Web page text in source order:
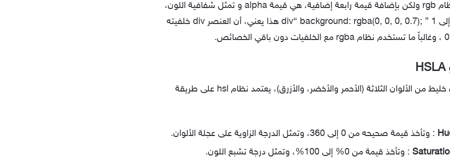
نظام raga مثل نظام rgb ولكن بإضافة قيمة رابعة إضافية، هي قيمة alpha و تمثل شفافية اللون،
{ ;(div{ background: rgba(0, 0, 0, 0.7 هذا يعني، أن العنصر div خلفيته
، وغالباً ما تستخدم نظام rgba مع الخلفيات دون باقي الخصائص.
بدلاً من كون اللون خليط من الألوان الثلاثة (الأحمر والأخضر، والأزرق)، يعتمد نظام hsl على طريقة
: وتأخذ قيمة صحيحه من 0 إلى 360، وتمثل الدرجة الزاوية على عجلة الألوان.
: وتأخذ قيمة من 0% إلى 100%، وتمثل درجة تشبع اللون.